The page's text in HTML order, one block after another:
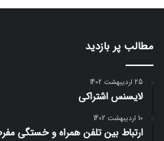
مطالب پر بازدید
25 اردیبهشت 1402
لایسنس اشتراکی
10 اردیبهشت 1402
ارتباط بین تلفن همراه و خستگی